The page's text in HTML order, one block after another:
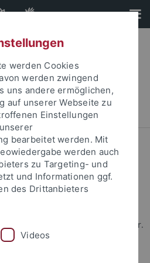
Aktuelles
in der Kita - neue
Dr. Reinhold Boschki, Prof. Dr.
Dr. Fahimah Ulfat eine Tagung
der Kita statt.
werden Cookies
werden zwingend
uns andere ermöglichen,
auf unserer Webseite zu
Einstellungen
bearbeitet werden. Mit
werden auch
zu Targeting- und
und Informationen ggf.
des Drittanbieters
Videos